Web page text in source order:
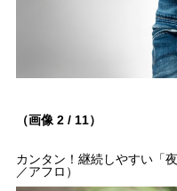
（画像 2 / 11）
カンタン！継続しやすい「
／アフロ）